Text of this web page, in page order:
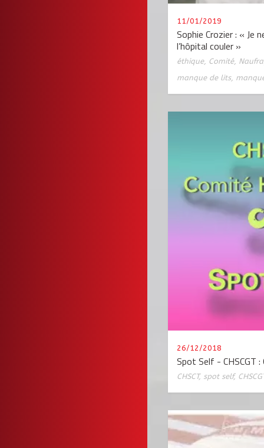
11/01/2019
Sophie Crozier : « Je
l’hôpital couler »
éthique, Comité,
manque de lits,
26/12/2018
Spot Self - CHSCGT
CHSCT, spot self,